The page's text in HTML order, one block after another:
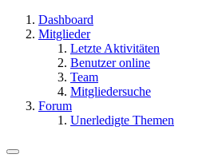
Dashboard
Mitglieder
Letzte Aktivitäten
Benutzer online
Team
Mitgliedersuche
Forum
Unerledigte Themen